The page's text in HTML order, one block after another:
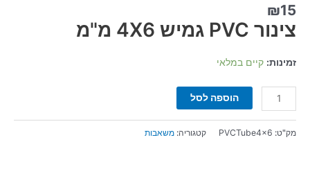
₪15
צינור PVC גמיש 4X6 מ"מ
זמינות: קיים במלאי
הוספה לסל
מק"ט: PVCTube4x6 קטגוריה: משאבות